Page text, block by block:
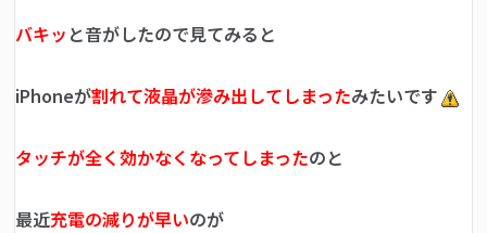
バキッ と音がしたので見てみると
iPhoneが割れて液晶が滲み出してしまったみたいです
タッチが全く効かなくなってしまったのと
最近充電の減りが早いのが